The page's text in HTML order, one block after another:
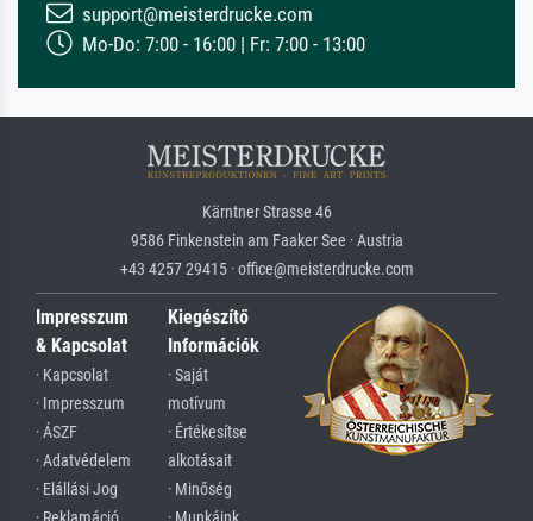
support@meisterdrucke.com
Mo-Do: 7:00 - 16:00 | Fr: 7:00 - 13:00
Kärntner Strasse 46
9586 Finkenstein am Faaker See · Austria
+43 4257 29415 · office@meisterdrucke.com
Impresszum
& Kapcsolat
· Kapcsolat
· Impresszum
· ÁSZF
· Adatvédelem
· Elállási Jog
Kiegészítő
Információk
· Saját
motívum
· Értékesítse
alkotásait
· Minőség